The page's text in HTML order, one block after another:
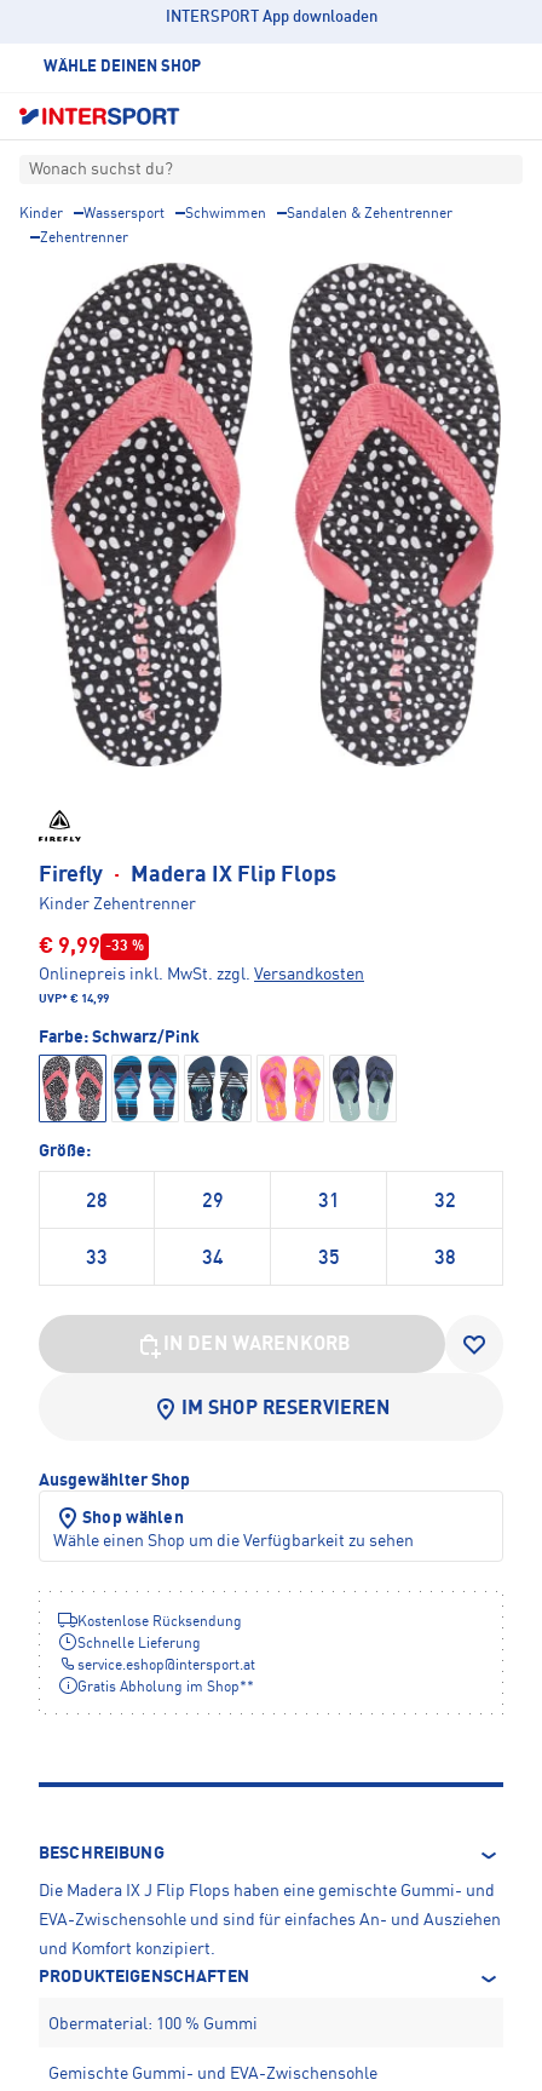
INTERSPORT App downloaden
WÄHLE DEINEN SHOP
Wonach suchst du?
Kinder Wassersport Schwimmen
Sandalen & Zehentrenner
Zehentrenner
Firefly · Madera IX Flip Flops
Kinder Zehentrenner
€ 9,99 -33 %
Onlinepreis inkl. MwSt. zzgl. Versandkosten
UVP* € 14,99
Farbe: Schwarz/Pink
Größe:
28 29 31 32
33 34 35 38
IN DEN WARENKORB
IM SHOP RESERVIEREN
Ausgewählter Shop
Shop wählen
Wähle einen Shop um die Verfügbarkeit zu sehen
Kostenlose Rücksendung
Schnelle Lieferung
service.eshop@intersport.at
Gratis Abholung im Shop**
BESCHREIBUNG
Die Madera IX J Flip Flops haben eine gemischte Gummi- und
EVA-Zwischensohle und sind für einfaches An- und Ausziehen
und Komfort konzipiert.
PRODUKTEIGENSCHAFTEN
Obermaterial: 100 % Gummi
Gemischte Gummi- und EVA-Zwischensohle